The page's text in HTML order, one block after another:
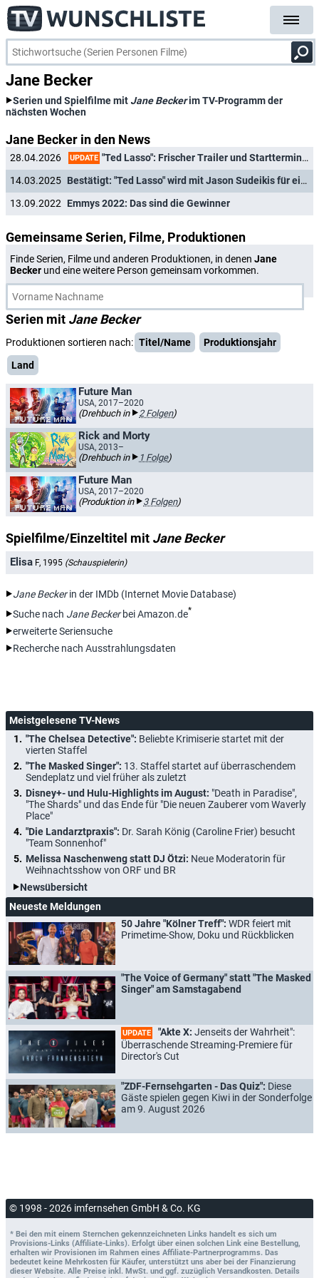
Jane Becker
Serien und Spielfilme mit Jane Beckerim TV-Programm der
nächsten Wochen
Jane Becker in den News
28.04.2026 UPDATE "Ted Lasso": Frischer Trailer und Starttermin für Staffel 4
14.03.2025
Bestätigt: "Ted Lasso" wird mit Jason Sudeikis für eine vierte Staffel zurückkehren
13.09.2022 Emmys 2022: Das sind die Gewinner
Gemeinsame Serien, Filme, Produktionen
Finde Serien, Filme und anderen Produktionen, in denen Jane
Becker und eine weitere Person gemeinsam vorkommen.
Serien mit Jane Becker
Produktionen sortieren nach: Titel/Name
Produktionsjahr
Land
Future Man
USA, 2017–2020
(Drehbuch in 2 Folgen)
Rick and Morty
USA, 2013–
(Drehbuch in 1 Folge)
Future Man
USA, 2017–2020
(Produktion in 3 Folgen)
Spielfilme/Einzeltitel mit Jane Becker
Elisa F, 1995 (Schauspielerin)
Jane Beckerin der IMDb (Internet Movie Database)
Suche nach Jane Beckerbei Amazon.de*
erweiterte Seriensuche
Recherche nach Ausstrahlungsdaten
Meistgelesene TV-News
"The Chelsea Detective": Beliebte Krimiserie startet mit der
vierten Staffel
"The Masked Singer": 13. Staffel startet auf überraschendem
Sendeplatz und viel früher als zuletzt
Disney+- und Hulu-Highlights im August: "Death in Paradise",
"The Shards" und das Ende für "Die neuen Zauberer vom Waverly
Place"
"Die Landarztpraxis": Dr. Sarah König (Caroline Frier) besucht
"Team Sonnenhof"
Melissa Naschenweng statt DJ Ötzi: Neue Moderatorin für
Weihnachtsshow von ORF und BR
Newsübersicht
Neueste Meldungen
50 Jahre "Kölner Treff": WDR feiert mit
Primetime-Show, Doku und Rückblicken
"The Voice of Germany" statt "The Masked
Singer" am Samstagabend
UPDATE "Akte X: Jenseits der Wahrheit":
Überraschende Streaming-Premiere für
Director's Cut
"ZDF-Fernsehgarten - Das Quiz": Diese
Gäste spielen gegen Kiwi in der Sonderfolge
am 9. August 2026
© 1998 - 2026 imfernsehen GmbH & Co. KG
* Bei den mit einem Sternchen gekennzeichneten Links handelt es sich um
Provisions-Links (Affiliate-Links). Erfolgt über einen solchen Link eine Bestellung,
erhalten wir Provisionen im Rahmen eines Affiliate-Partnerprogramms. Das
bedeutet keine Mehrkosten für Käufer, unterstützt uns aber bei der Finanzierung
dieser Website. Alle Preise inkl. MwSt. und ggf. zuzüglich Versandkosten. Details